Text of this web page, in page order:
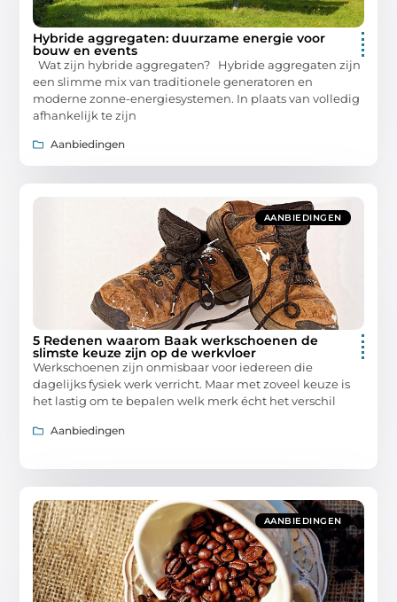
Hybride aggregaten: duurzame energie voor
bouw en events
Wat zijn hybride aggregaten? Hybride aggregaten zijn
een slimme mix van traditionele generatoren en
moderne zonne-energiesystemen. In plaats van volledig
afhankelijk te zijn
Aanbiedingen
AANBIEDINGEN
5 Redenen waarom Baak werkschoenen de
slimste keuze zijn op de werkvloer
Werkschoenen zijn onmisbaar voor iedereen die
dagelijks fysiek werk verricht. Maar met zoveel keuze is
het lastig om te bepalen welk merk écht het verschil
Aanbiedingen
AANBIEDINGEN